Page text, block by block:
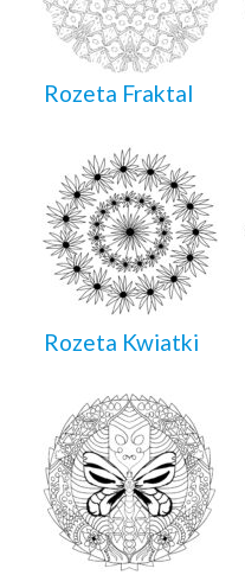
Rozeta Fraktal
Rozeta Kwiatki